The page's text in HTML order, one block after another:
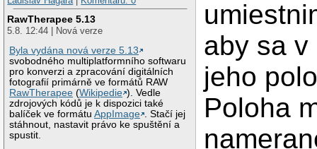
RawTherapee 5.13
5.8. 12:44 | Nová verze
Byla vydána nová verze 5.13
svobodného multiplatformního softwaru
pro konverzi a zpracování digitálních
fotografií primárně ve formátů RAW
RawTherapee (Wikipedie ). Vedle
zdrojových kódů je k dispozici také
balíček ve formátuAppImage . Stačí jej
stáhnout, nastavit právo ke spuštění a
spustit.
aby sa v
jeho
Poloha